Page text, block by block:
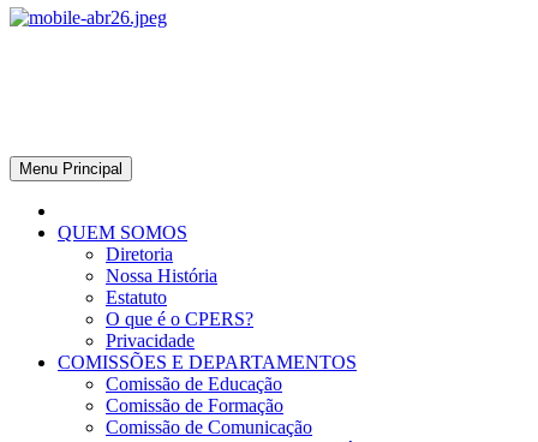
Menu Principal
QUEM SOMOS
Diretoria
Nossa História
Estatuto
O que é o CPERS?
Privacidade
COMISSÕES E DEPARTAMENTOS
Comissão de Educação
Comissão de Formação
Comissão de Comunicação